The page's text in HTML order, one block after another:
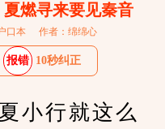
燃寻来要见秦音
口本 作者：绵绵心
报错 10秒纠正
行就这么